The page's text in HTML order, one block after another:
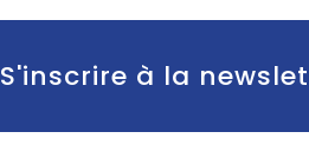
S'inscrire à la